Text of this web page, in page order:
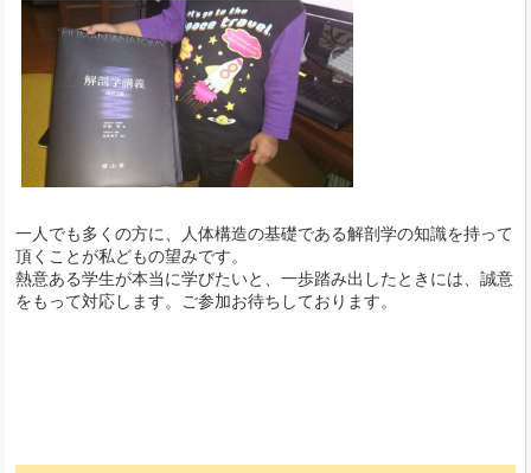
一人でも多くの方に、人体構造の基礎である解剖学の知識を持って
頂くことが私どもの望みです。
熱意ある学生が本当に学びたいと、一歩踏み出したときには、誠意
をもって対応します。ご参加お待ちしております。